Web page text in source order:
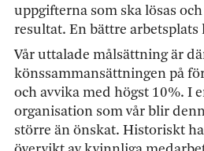
uppgifterna som ska lösas
resultat. En bättre arbetsplats
Vår uttalade målsättning är
könssammansättningen på
och avvika med högst 10%. I
organisation som vår blir
större än önskat. Historiskt